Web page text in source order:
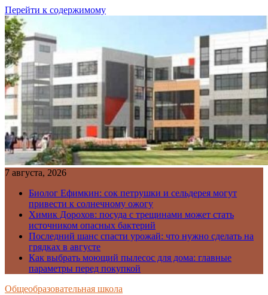
Перейти к содержимому
7 августа, 2026
Биолог Ефимкин: сок петрушки и сельдерея могут
привести к солнечному ожогу
Химик Дорохов: посуда с трещинами может стать
источником опасных бактерий
Последний шанс спасти урожай: что нужно сделать на
грядках в августе
Как выбрать моющий пылесос для дома: главные
параметры перед покупкой
Общеобразовательная школа